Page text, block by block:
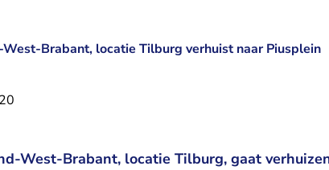
Brabant, locatie Tilburg verhuist naar Piusplein
West-Brabant, locatie Tilburg, gaat